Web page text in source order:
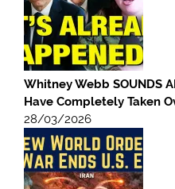
Whitney Webb SOUNDS
Have Completely Taken
28/03/2026